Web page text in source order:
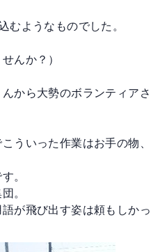
むようなものでした。
んか？）
から大勢のボランティアさ
ういった作業はお手の物、
。
。
が飛び出す姿は頼もしかっ